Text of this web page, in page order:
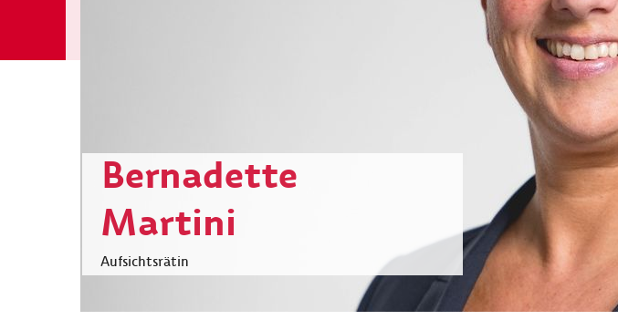
Bernadette
Martini
Aufsichtsrätin